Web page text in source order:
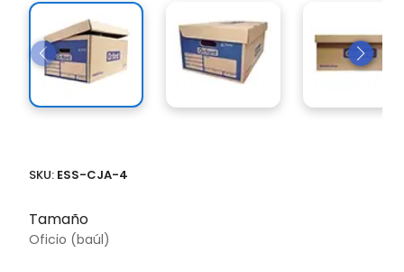
SKU: ESS-CJA-4
Tamaño
Oficio (baúl)